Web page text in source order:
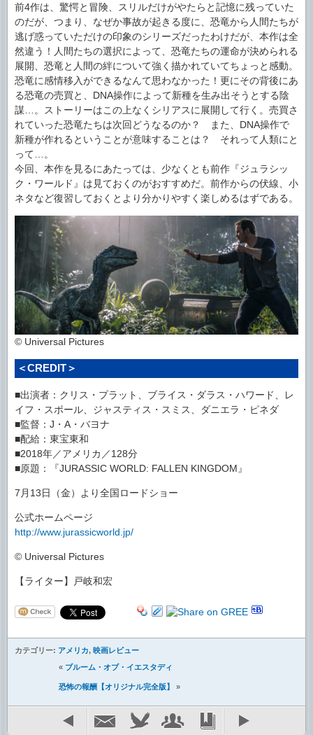
前4作は、驚愕と冒険、スリルだけがやたらと記憶に残っていた
のだが、つまり、なぜか事故が起きる度に、恐竜から人間たちが
逃げ惑っていただけの印象のシリーズだったわけだが、本作は全
然違う！人間たちの選択によって、恐竜たちの運命が決められる
展開、恐竜と人間の絆について強く描かれていてちょっと感動。
恐竜に感情移入ができるなんて思わなかった！更にその背後にあ
る恐竜の売買と、DNA操作によって新種を生み出そうとする陰
謀…。ストーリーはこの上なくシリアスに展開して行く。売買さ
れていった恐竜たちは次回どうなるのか？ また、DNA操作で
新種が作れるということが意味することは？ それって人類にと
って…。
今回、本作を見るにあたっては、少なくとも前作『ジュラシッ
ク・ワールド』は見ておくのがおすすめだ。前作からの伏線、小
ネタなど復習しておくとより分かりやすく楽しめるはずである。
© Universal Pictures
＜CREDIT＞
■出演者：クリス・プラット、ブライス・ダラス・ハワード、レ
イフ・スポール、ジャスティス・スミス、ダニエラ・ピネダ
■監督：J・A・バヨナ
■配給：東宝東和
■2018年／アメリカ／128分
■原題：『JURASSIC WORLD: FALLEN KINGDOM』
7月13日（金）より全国ロードショー
公式ホームページ
http://www.jurassicworld.jp/
© Universal Pictures
【ライター】戸岐和宏
カテゴリー: アメリカ, 映画レビュー
« ブルーム・オブ・イエスタディ
恐怖の報酬【オリジナル完全版】 »